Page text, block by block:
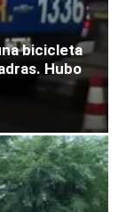
bicicleta
Hubo